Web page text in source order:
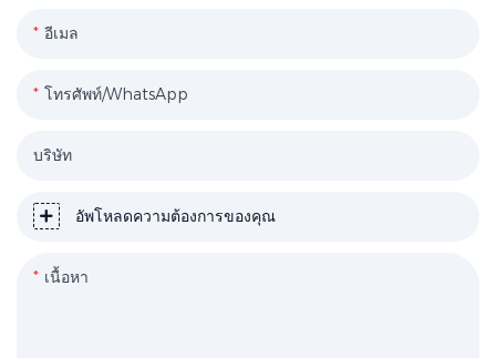
อีเมล
โทรศัพท์/WhatsApp
บริษัท
อัพโหลดความต้องการของคุณ
เนื้อหา